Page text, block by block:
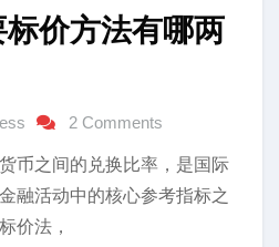
价方法有哪两
2 Comments
币之间的兑换比率，是国际
融活动中的核心参考指标之
价法，